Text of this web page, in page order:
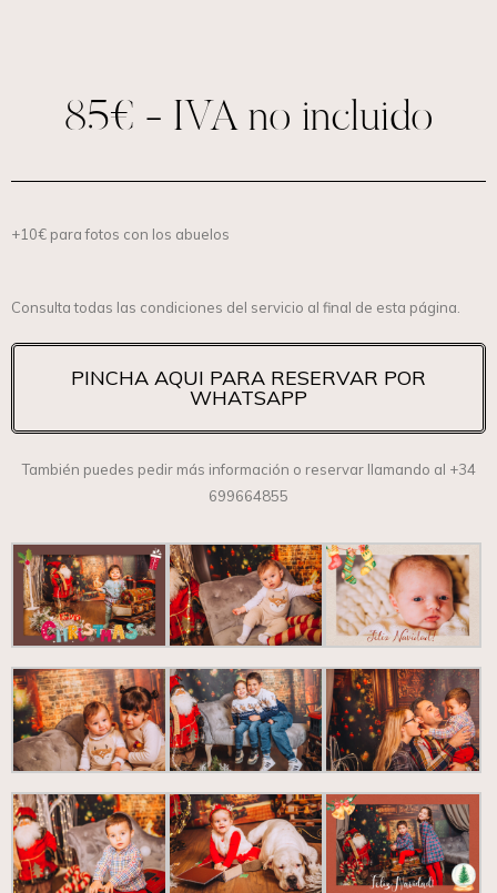
85€ - IVA no incluido
+10€ para fotos con los abuelos
Consulta todas las condiciones del servicio al final de esta página.
PINCHA AQUI PARA RESERVAR POR
WHATSAPP
También puedes pedir más información o reservar llamando al +34
699664855